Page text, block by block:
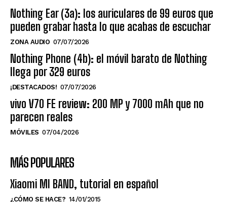
Nothing Ear (3a): los auriculares de 99 euros que
pueden grabar hasta lo que acabas de escuchar
ZONA AUDIO 07/07/2026
Nothing Phone (4b): el móvil barato de Nothing
llega por 329 euros
¡DESTACADOS! 07/07/2026
vivo V70 FE review: 200 MP y 7000 mAh que no
parecen reales
MÓVILES 07/04/2026
MÁS POPULARES
Xiaomi MI BAND, tutorial en español
¿CÓMO SE HACE? 14/01/2015